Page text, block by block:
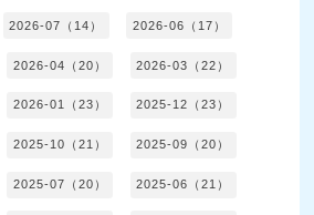
2026-07（14） 2026-06（17）
2026-04（20） 2026-03（22）
2026-01（23） 2025-12（23）
2025-10（21） 2025-09（20）
2025-07（20） 2025-06（21）